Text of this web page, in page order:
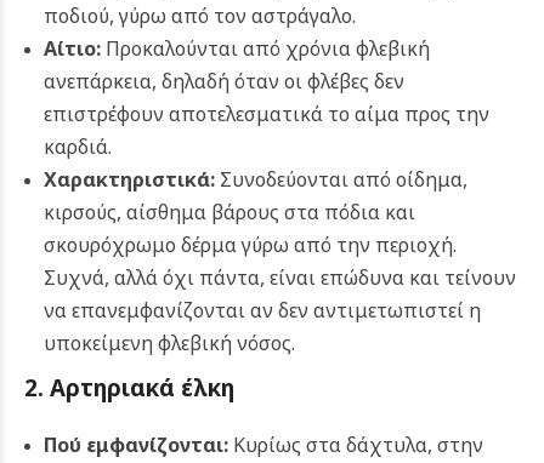
ποδιού, γύρω από τον αστράγαλο.
Αίτιο:Προκαλούνται από χρόνια φλεβική
ανεπάρκεια, δηλαδή όταν οι φλέβες δεν
επιστρέφουν αποτελεσματικά το αίμα προς την
καρδιά.
Χαρακτηριστικά:Συνοδεύονται από οίδημα,
κιρσούς, αίσθημα βάρους στα πόδια και
σκουρόχρωμο δέρμα γύρω από την περιοχή.
Συχνά, αλλά όχι πάντα, είναι επώδυνα και τείνουν
να επανεμφανίζονται αν δεν αντιμετωπιστεί η
υποκείμενη φλεβική νόσος.
2. Αρτηριακά έλκη
Πού εμφανίζονται:Κυρίως στα δάχτυλα, στην